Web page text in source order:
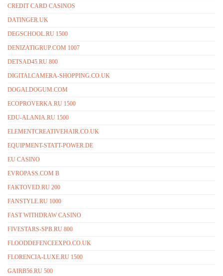
CREDIT CARD CASINOS
DATINGER.UK
DEGSCHOOL.RU 1500
DENIZATIGRUP.COM 1007
DETSAD45.RU 800
DIGITALCAMERA-SHOPPING.CO.UK
DOGALDOGUM.COM
ECOPROVERKA.RU 1500
EDU-ALANIA.RU 1500
ELEMENTCREATIVEHAIR.CO.UK
EQUIPMENT-STATT-POWER.DE
EU CASINO
EVROPASS.COM B
FAKTOVED.RU 200
FANSTYLE.RU 1000
FAST WITHDRAW CASINO
FIVESTARS-SPB.RU 800
FLOODDEFENCEEXPO.CO.UK
FLORENCIA-LUXE.RU 1500
GAIRB56.RU 500